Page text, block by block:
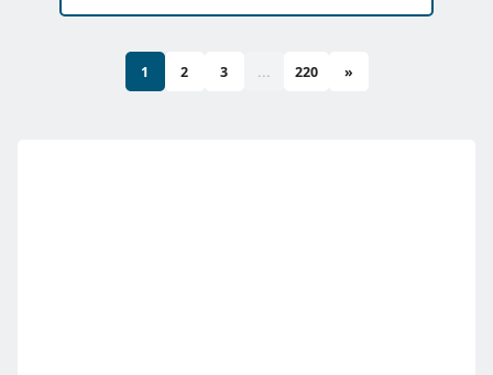
1 2 3 ... 220 »